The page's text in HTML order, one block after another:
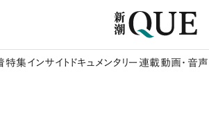
特集 インサイト ドキュメンタリー 連載動画・音声